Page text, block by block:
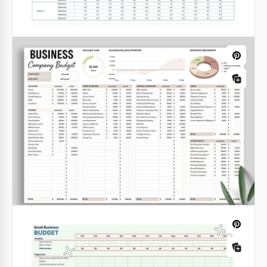
Budget mensuel de l'entreprise
L'unique outil dont votre entreprise a besoin pour la
budgétisation est notre modèle de budget mensuel
d'entreprise avec des graphiques.
Modèle de budget d'entreprise
Google Sheets